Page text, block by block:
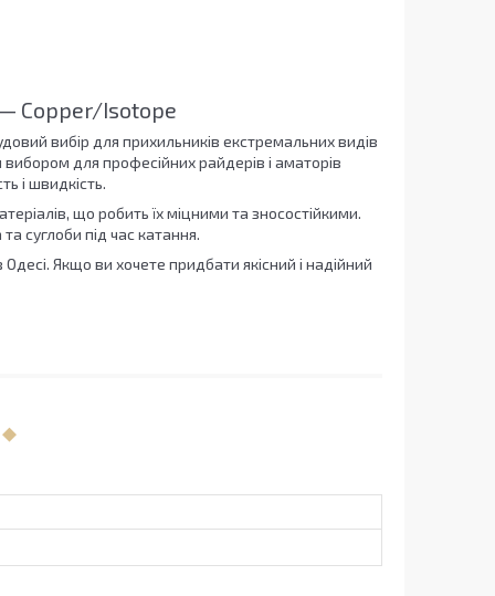
— Copper/Isotope
вибір для прихильників екстремальних видів
для професійних райдерів і аматорів
і швидкість.
що робить їх міцними та зносостійкими.
суглоби під час катання.
Якщо ви хочете придбати якісний і надійний